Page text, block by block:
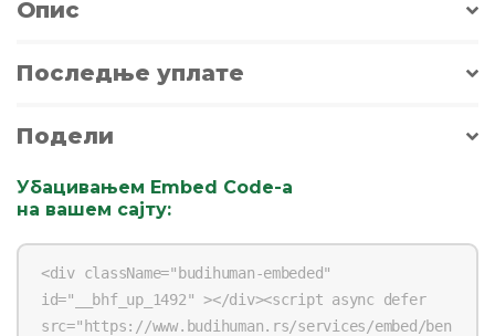
Опис
Последње уплате
Подели
Убацивањем Embed Code-a
на вашем сајту: